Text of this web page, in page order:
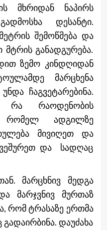
მხრიდან ნაპირს
დესანტი.
შემოწმება და
მტრის განადგურება.
ზემო კინდღიდან
მარცხენა
ჩაგვეტარებინა.
რაოდენობის
რომელ ადგილზე
მივიღეთ და
და სადღაც
მარცხნივ მედგა
მარჯვნივ მურთაზ
რომ ტრასაზე ერთმა
დაუძახა